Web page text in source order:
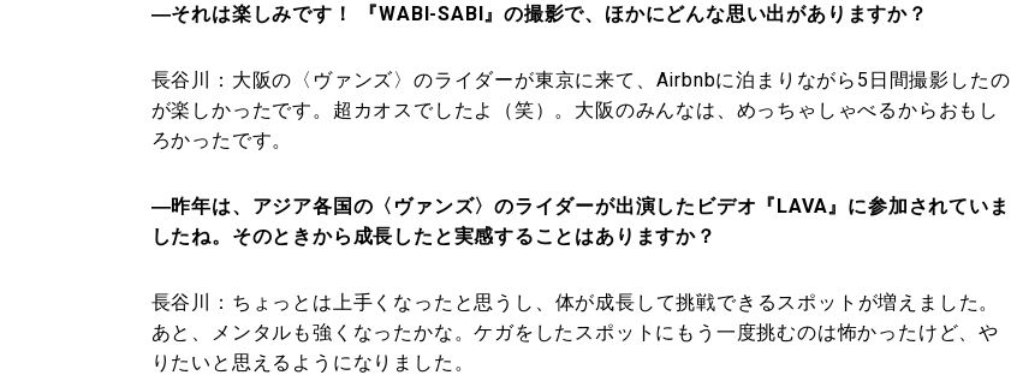
―それは楽しみです！ 『WABI-SABI』の撮影で、ほかにどんな思い出がありますか？
長谷川： 大阪の〈ヴァンズ〉のライダーが東京に来て、Airbnbに泊まりながら5日間撮影したの
が楽しかったです。超カオスでしたよ（笑）。大阪のみんなは、めっちゃしゃべるからおもし
ろかったです。
―昨年は、アジア各国の〈ヴァンズ〉のライダーが出演したビデオ『LAVA』に参加されていま
したね。そのときから成長したと実感することはありますか？
長谷川： ちょっとは上手くなったと思うし、体が成長して挑戦できるスポットが増えました。
あと、メンタルも強くなったかな。ケガをしたスポットにもう一度挑むのは怖かったけど、や
りたいと思えるようになりました。